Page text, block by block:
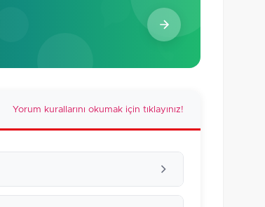
Yorum kurallarını okumak için tıklayınız!